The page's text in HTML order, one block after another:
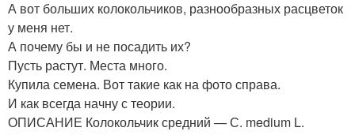
А вот больших колокольчиков, разнообразных расцветок
у меня нет.
А почему бы и не посадить их?
Пусть растут. Места много.
Купила семена. Вот такие как на фото справа.
И как всегда начну с теории.
ОПИСАНИЕ Колокольчик средний — С. medium L.